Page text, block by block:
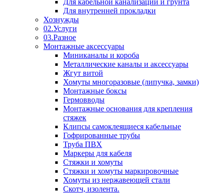
Для кабельной канализации и грунта
Для внутренней прокладки
Хознужды
02.Услуги
03.Разное
Монтажные аксессуары
Миниканалы и короба
Металлические каналы и аксессуары
Жгут витой
Хомуты многоразовые (липучка, замки)
Монтажные боксы
Гермовводы
Монтажные основания для крепления
стяжек
Клипсы самоклеящиеся кабельные
Гофрированные трубы
Труба ПВХ
Маркеры для кабеля
Стяжки и хомуты
Стяжки и хомуты маркировочные
Хомуты из нержавеющей стали
Скотч, изолента.